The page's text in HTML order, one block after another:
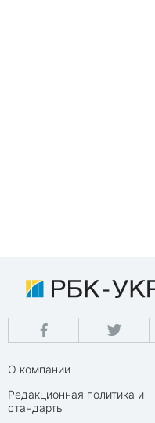
О компании
Редакционная политика и
стандарты